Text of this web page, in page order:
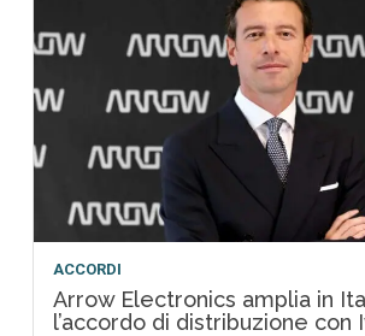
ACCORDI
Arrow Electronics amplia in
l’accordo di distribuzione con